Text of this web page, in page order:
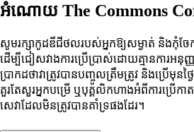
អំណោយ The Commons
សូមរក្សាកូដឌីជីថលរបស់អ្នកឱ្យសម្ងាត់ និងកុំចែ
ដើម្បីជៀសវាងការប្រើប្រាស់ដោយគ្មានការអនុ
ប្រាកដថាវាត្រូវបានបញ្ចូលត្រឹមត្រូវ និងប្រើមុ
គួរតែសួរអ្នកបម្រើ ឬបុគ្គលិកហាងអំពីការប្រើ
សេវាដែលមិនត្រូវបានគាំទ្រផងដែរ។